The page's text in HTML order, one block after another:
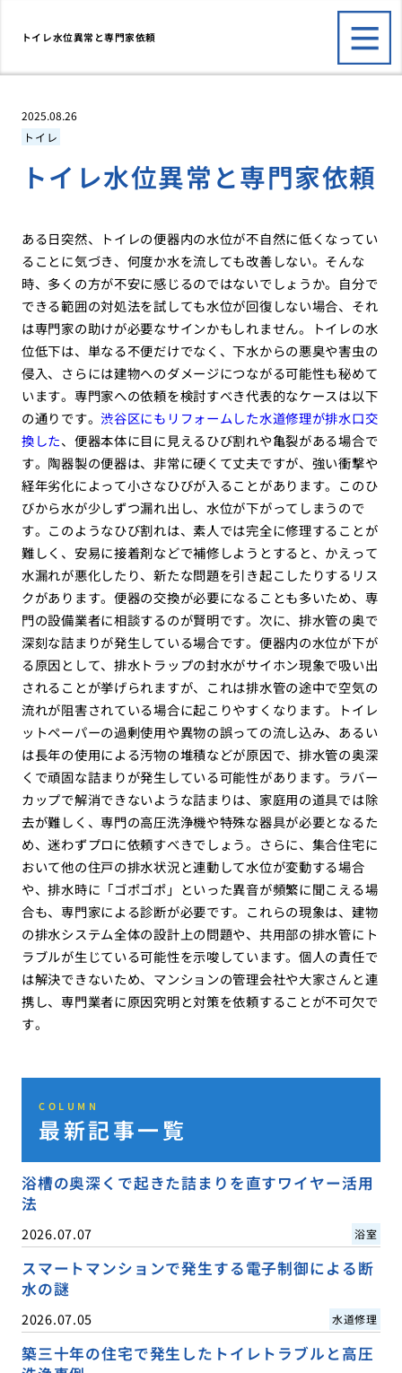
トイレ水位異常と専門家依頼
2025.08.26
トイレ
トイレ水位異常と専門家依頼
ある日突然、トイレの便器内の水位が不自然に低くなってい
ることに気づき、何度か水を流しても改善しない。そんな
時、多くの方が不安に感じるのではないでしょうか。自分で
できる範囲の対処法を試しても水位が回復しない場合、それ
は専門家の助けが必要なサインかもしれません。トイレの水
位低下は、単なる不便だけでなく、下水からの悪臭や害虫の
侵入、さらには建物へのダメージにつながる可能性も秘めて
います。専門家への依頼を検討すべき代表的なケースは以下
の通りです。渋谷区にもリフォームした水道修理が排水口交
換した、便器本体に目に見えるひび割れや亀裂がある場合で
す。陶器製の便器は、非常に硬くて丈夫ですが、強い衝撃や
経年劣化によって小さなひびが入ることがあります。このひ
びから水が少しずつ漏れ出し、水位が下がってしまうので
す。このようなひび割れは、素人では完全に修理することが
難しく、安易に接着剤などで補修しようとすると、かえって
水漏れが悪化したり、新たな問題を引き起こしたりするリス
クがあります。便器の交換が必要になることも多いため、専
門の設備業者に相談するのが賢明です。次に、排水管の奥で
深刻な詰まりが発生している場合です。便器内の水位が下が
る原因として、排水トラップの封水がサイホン現象で吸い出
されることが挙げられますが、これは排水管の途中で空気の
流れが阻害されている場合に起こりやすくなります。トイレ
ットペーパーの過剰使用や異物の誤っての流し込み、あるい
は長年の使用による汚物の堆積などが原因で、排水管の奥深
くで頑固な詰まりが発生している可能性があります。ラバー
カップで解消できないような詰まりは、家庭用の道具では除
去が難しく、専門の高圧洗浄機や特殊な器具が必要となるた
め、迷わずプロに依頼すべきでしょう。さらに、集合住宅に
おいて他の住戸の排水状況と連動して水位が変動する場合
や、排水時に「ゴポゴポ」といった異音が頻繁に聞こえる場
合も、専門家による診断が必要です。これらの現象は、建物
の排水システム全体の設計上の問題や、共用部の排水管にト
ラブルが生じている可能性を示唆しています。個人の責任で
は解決できないため、マンションの管理会社や大家さんと連
携し、専門業者に原因究明と対策を依頼することが不可欠で
す。
COLUMN
最新記事一覧
浴槽の奥深くで起きた詰まりを直すワイヤー活用
法
2026.07.07 浴室
スマートマンションで発生する電子制御による断
水の謎
2026.07.05 水道修理
築三十年の住宅で発生したトイレトラブルと高圧